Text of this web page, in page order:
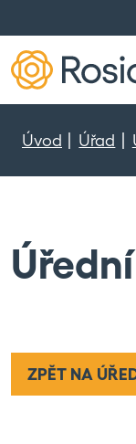
Úvod Úřad
ZPĚT NA